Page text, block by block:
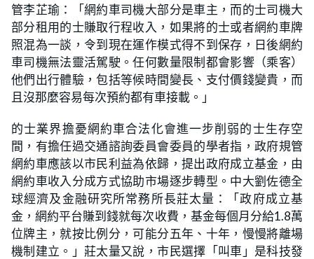
管李芷瑜：「網約車司機大部分是車主，而的士司機大
部分租用的士賺取行程收入，如果將的士或者網約車牌
照混為一談，令到現在運作模式得不到保存，日後網約
車司機無法靈活駕駛。任何數量限制都會影響（乘客）
他們出行體驗，包括等候時間變長、支付價錢變貴，而
且沒那麼容易每次預約都有車接載。」
的士業界擔憂網約車合法化會進一步削弱的士生存空
間，有擔任過交通諮詢委員會委員的學者指，政府規管
網約車應該以市民利益為依歸，提出政府成立基金，由
網約車收入分成方式協助市場逐步轉型。中大劉佐德全
球經濟及金融研究所常務所長莊太量：「政府成立基
金，網約平台賺到錢就每次收費，基金每個月分給1.8萬
位牌主，就按比例分，可能分五年、十年，慢慢將離場
機制建立。」莊太量又說，市民選擇「叫車」是科技發